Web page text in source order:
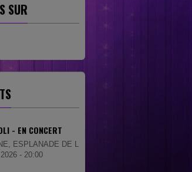
SUR
- EN CONCERT
DE LA CIGALIERE
- 20:00